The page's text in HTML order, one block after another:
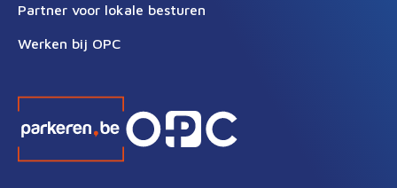
Partner voor lokale besturen
Werken bij OPC